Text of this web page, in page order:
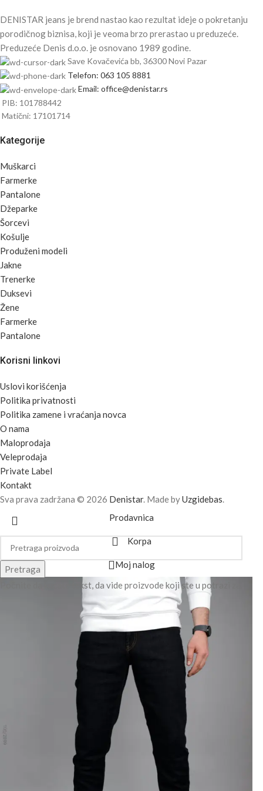
DENISTAR jeans je brend nastao kao rezultat ideje o pokretanju
porodičnog biznisa, koji je veoma brzo prerastao u preduzeće.
Preduzeće Denis d.o.o. je osnovano 1989 godine.
Save Kovačevića bb, 36300 Novi Pazar
Telefon: 063 105 8881
Email: office@denistar.rs
PIB: 101788442
Matični: 17101714
Kategorije
Muškarci
Farmerke
Pantalone
Džeparke
Šorcevi
Košulje
Produženi modeli
Jakne
Trenerke
Duksevi
Žene
Farmerke
Pantalone
Korisni linkovi
Uslovi korišćenja
Politika privatnosti
Politika zamene i vraćanja novca
O nama
Maloprodaja
Veleprodaja
Private Label
Kontakt
Sva prava zadržana © 2026 Denistar. Made byUzgidebas
Pretraga
Počnite da kucate tekst, da vide proizvode koji ste u potrazi za.
Prodavnica
Korpa
Moj nalog